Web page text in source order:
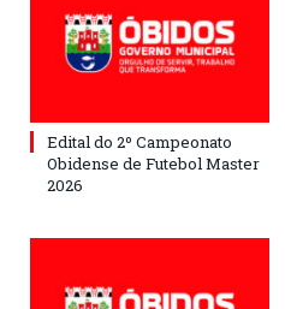
Edital do 2º Campeonato
Obidense de Futebol Master
2026